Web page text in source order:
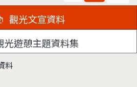
觀光文宣資料
光遊憩主題資料集
料